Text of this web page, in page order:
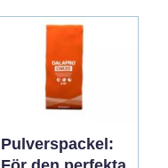
Pulverspackel: